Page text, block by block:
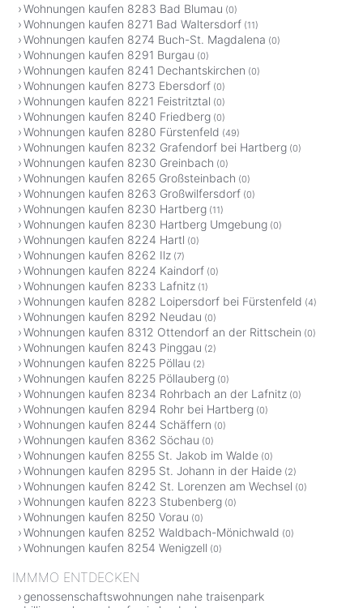
Wohnungen kaufen 8283 Bad Blumau (0)
Wohnungen kaufen 8271 Bad Waltersdorf (11)
Wohnungen kaufen 8274 Buch-St. Magdalena (0)
Wohnungen kaufen 8291 Burgau (0)
Wohnungen kaufen 8241 Dechantskirchen (0)
Wohnungen kaufen 8273 Ebersdorf (0)
Wohnungen kaufen 8221 Feistritztal (0)
Wohnungen kaufen 8240 Friedberg (0)
Wohnungen kaufen 8280 Fürstenfeld (49)
Wohnungen kaufen 8232 Grafendorf bei Hartberg (0)
Wohnungen kaufen 8230 Greinbach (0)
Wohnungen kaufen 8265 Großsteinbach (0)
Wohnungen kaufen 8263 Großwilfersdorf (0)
Wohnungen kaufen 8230 Hartberg (11)
Wohnungen kaufen 8230 Hartberg Umgebung (0)
Wohnungen kaufen 8224 Hartl (0)
Wohnungen kaufen 8262 Ilz (7)
Wohnungen kaufen 8224 Kaindorf (0)
Wohnungen kaufen 8233 Lafnitz (1)
Wohnungen kaufen 8282 Loipersdorf bei Fürstenfeld (4)
Wohnungen kaufen 8292 Neudau (0)
Wohnungen kaufen 8312 Ottendorf an der Rittschein (0)
Wohnungen kaufen 8243 Pinggau (2)
Wohnungen kaufen 8225 Pöllau (2)
Wohnungen kaufen 8225 Pöllauberg (0)
Wohnungen kaufen 8234 Rohrbach an der Lafnitz (0)
Wohnungen kaufen 8294 Rohr bei Hartberg (0)
Wohnungen kaufen 8244 Schäffern (0)
Wohnungen kaufen 8362 Söchau (0)
Wohnungen kaufen 8255 St. Jakob im Walde (0)
Wohnungen kaufen 8295 St. Johann in der Haide (2)
Wohnungen kaufen 8242 St. Lorenzen am Wechsel (0)
Wohnungen kaufen 8223 Stubenberg (0)
Wohnungen kaufen 8250 Vorau (0)
Wohnungen kaufen 8252 Waldbach-Mönichwald (0)
Wohnungen kaufen 8254 Wenigzell (0)
IMMMO ENTDECKEN
genossenschaftswohnungen nahe traisenpark